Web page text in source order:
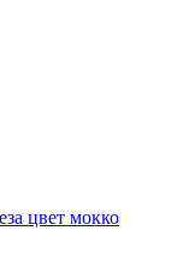
цвет мокко